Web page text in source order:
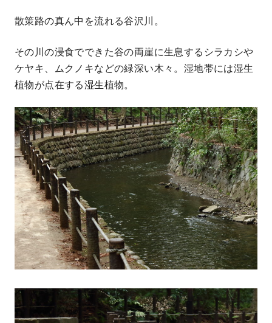
散策路の真ん中を流れる谷沢川。
その川の浸食でできた谷の両崖に生息するシラカシや
ケヤキ、ムクノキなどの緑深い木々。湿地帯には湿生
植物が点在する湿生植物。